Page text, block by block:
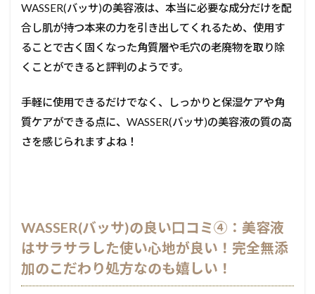
WASSER(バッサ)の美容液は、本当に必要な成分だけを配
合し肌が持つ本来の力を引き出してくれるため、使用す
ることで古く固くなった角質層や毛穴の老廃物を取り除
くことができると評判のようです。
手軽に使用できるだけでなく、しっかりと保湿ケアや角
質ケアができる点に、WASSER(バッサ)の美容液の質の高
さを感じられますよね！
WASSER(バッサ)の良い口コミ④：美容液
はサラサラした使い心地が良い！完全無添
加のこだわり処方なのも嬉しい！